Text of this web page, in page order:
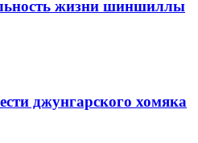
жизни шиншиллы
джунгарского хомяка